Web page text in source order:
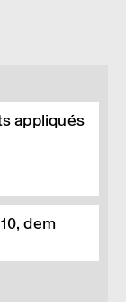
appliqués
dem